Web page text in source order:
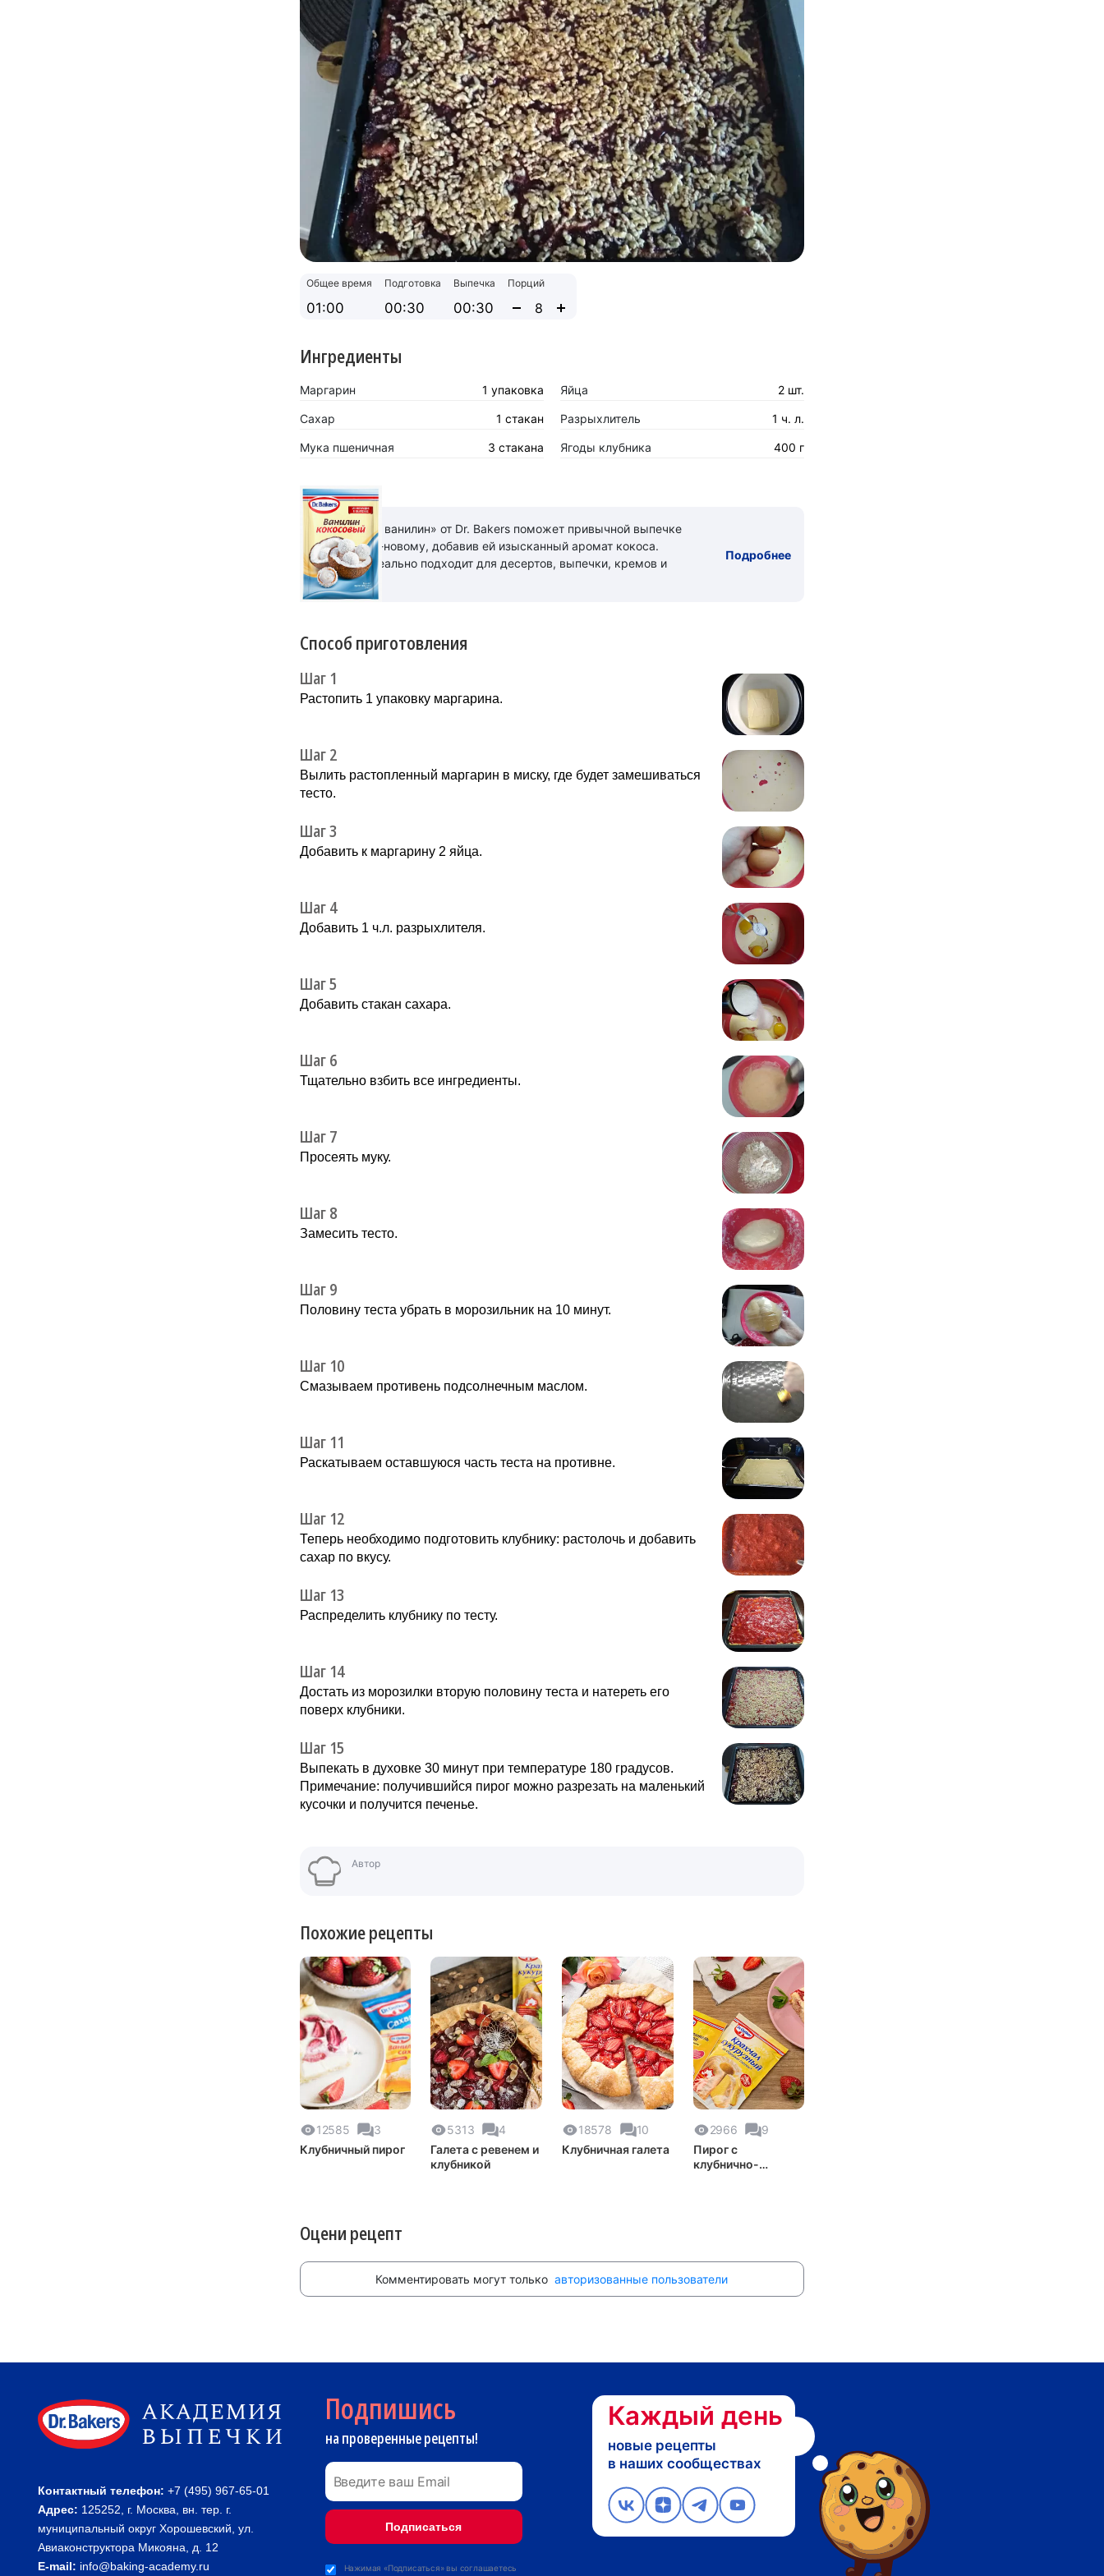
Общее время
01:00
Подготовка
00:30
Выпечка
00:30
Порций
Ингредиенты
Маргарин 1 упаковка Яйца 2 шт.
Сахар 1 стакан Разрыхлитель 1 ч. л.
Мука пшеничная 3 стакана Ягоды клубника 400 г
«Кокосовый ванилин» от Dr. Bakers поможет привычной выпечке
заиграть по-новому, добавив ей изысканный аромат кокоса.
Новинка идеально подходит для десертов, выпечки, кремов и
напитков.
Подробнее
Способ приготовления
Шаг 1
Растопить 1 упаковку маргарина.
Шаг 2
Вылить растопленный маргарин в миску, где будет замешиваться
тесто.
Шаг 3
Добавить к маргарину 2 яйца.
Шаг 4
Добавить 1 ч.л. разрыхлителя.
Шаг 5
Добавить стакан сахара.
Шаг 6
Тщательно взбить все ингредиенты.
Шаг 7
Просеять муку.
Шаг 8
Замесить тесто.
Шаг 9
Половину теста убрать в морозильник на 10 минут.
Шаг 10
Смазываем противень подсолнечным маслом.
Шаг 11
Раскатываем оставшуюся часть теста на противне.
Шаг 12
Теперь необходимо подготовить клубнику: растолочь и добавить
сахар по вкусу.
Шаг 13
Распределить клубнику по тесту.
Шаг 14
Достать из морозилки вторую половину теста и натереть его
поверх клубники.
Шаг 15
Выпекать в духовке 30 минут при температуре 180 градусов.
Примечание: получившийся пирог можно разрезать на маленький
кусочки и получится печенье.
Автор
Похожие рецепты
12585
3
Клубничный пирог
5313
4
Галета с ревенем и
клубникой
18578
10
Клубничная галета
2966
9
Пирог с
клубнично-
Оцени рецепт
Комментировать могут толькоавторизованные пользователи
Контактный телефон: +7 (495) 967-65-01
Адрес: 125252, г. Москва, вн. тер. г.
муниципальный округ Хорошевский, ул.
Авиаконструктора Микояна, д. 12
E-mail: info@baking-academy.ru
Подпишись
на проверенные рецепты!
Нажимая «Подписаться» вы соглашаетесь
Каждый день
новые рецепты
в наших сообществах